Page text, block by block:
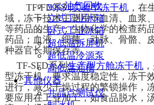
vocs油气回收
立式工业冰箱
卧式工业冰箱
超低温拆屏机
超低温冷源泵
高低温油槽
其他仪器
共晶点测试仪
TF-FD系列实验型冻干机 ， 在
域，冻干技术主要用于血清、血浆
等药品的生产；生物化学的检查药
药品；血液、细菌、动脉、骨骼、
种器官长期保存等。
TF-SFD系列生产型方舱冻干机
型冻干机。要求温度稳定性，冻干
进行，减少干燥过程的繁锁操作，
要应用在工业加工，如食品脱水，